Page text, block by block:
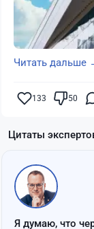
Читать дальше
133 50
Цитаты
Я думаю, что